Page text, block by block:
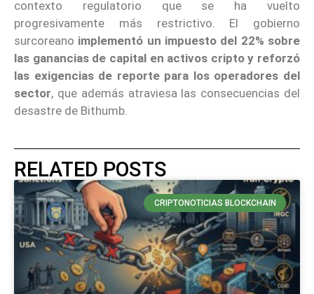
contexto regulatorio que se ha vuelto
progresivamente más restrictivo. El gobierno
surcoreano implementó un impuesto del 22% sobre
las ganancias de capital en activos cripto y reforzó
las exigencias de reporte para los operadores del
sector, que además atraviesa las consecuencias del
desastre de Bithumb.
RELATED POSTS
CRIPTONOTICIAS BLOCKCHAIN